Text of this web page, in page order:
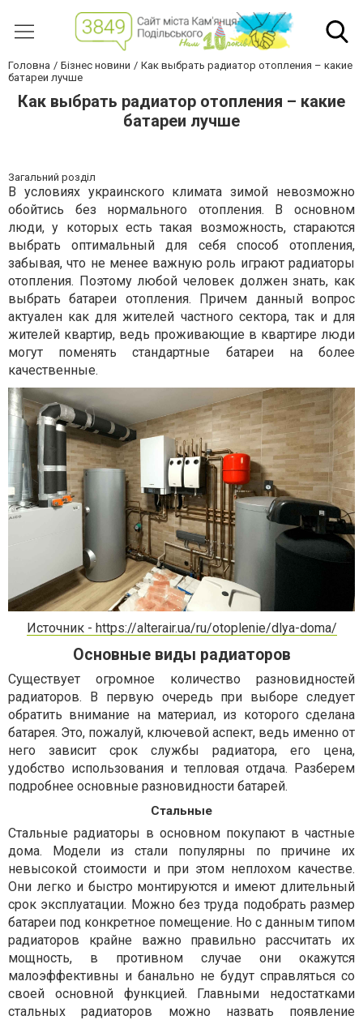
Головна Бізнес новини
Как выбрать радиатор отопления – какие
батареи лучше
Как выбрать радиатор отопления – какие
батареи лучше
Загальний розділ
В условиях украинского климата зимой невозможно
обойтись без нормального отопления. В основном
люди, у которых есть такая возможность, стараются
выбрать оптимальный для себя способ отопления,
забывая, что не менее важную роль играют радиаторы
отопления. Поэтому любой человек должен знать, как
выбрать батареи отопления. Причем данный вопрос
актуален как для жителей частного сектора, так и для
жителей квартир, ведь проживающие в квартире люди
могут поменять стандартные батареи на более
качественные.
Источник - https://alterair.ua/ru/otoplenie/dlya-doma/
Основные виды радиаторов
Существует огромное количество разновидностей
радиаторов. В первую очередь при выборе следует
обратить внимание на материал, из которого сделана
батарея. Это, пожалуй, ключевой аспект, ведь именно от
него зависит срок службы радиатора, его цена,
удобство использования и тепловая отдача. Разберем
подробнее основные разновидности батарей.
Стальные
Стальные радиаторы в основном покупают в частные
дома. Модели из стали популярны по причине их
невысокой стоимости и при этом неплохом качестве.
Они легко и быстро монтируются и имеют длительный
срок эксплуатации. Можно без труда подобрать размер
батареи под конкретное помещение. Но с данным типом
радиаторов крайне важно правильно рассчитать их
мощность, в противном случае они окажутся
малоэффективны и банально не будут справляться со
своей основной функцией. Главными недостатками
стальных радиаторов можно назвать появление